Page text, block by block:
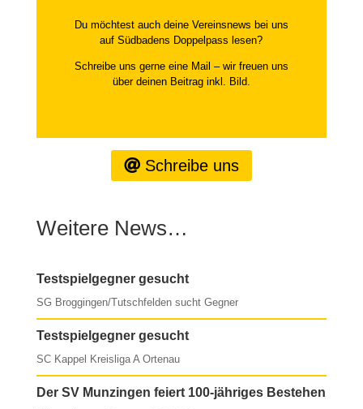
Du möchtest auch deine Vereinsnews bei uns
auf Südbadens Doppelpass lesen?
Schreibe uns gerne eine Mail – wir freuen uns
über deinen Beitrag inkl. Bild.
Schreibe uns
Weitere News…
Testspielgegner gesucht
SG Broggingen/Tutschfelden sucht Gegner
Testspielgegner gesucht
SC Kappel Kreisliga A Ortenau
Der SV Munzingen feiert 100-jähriges Bestehen